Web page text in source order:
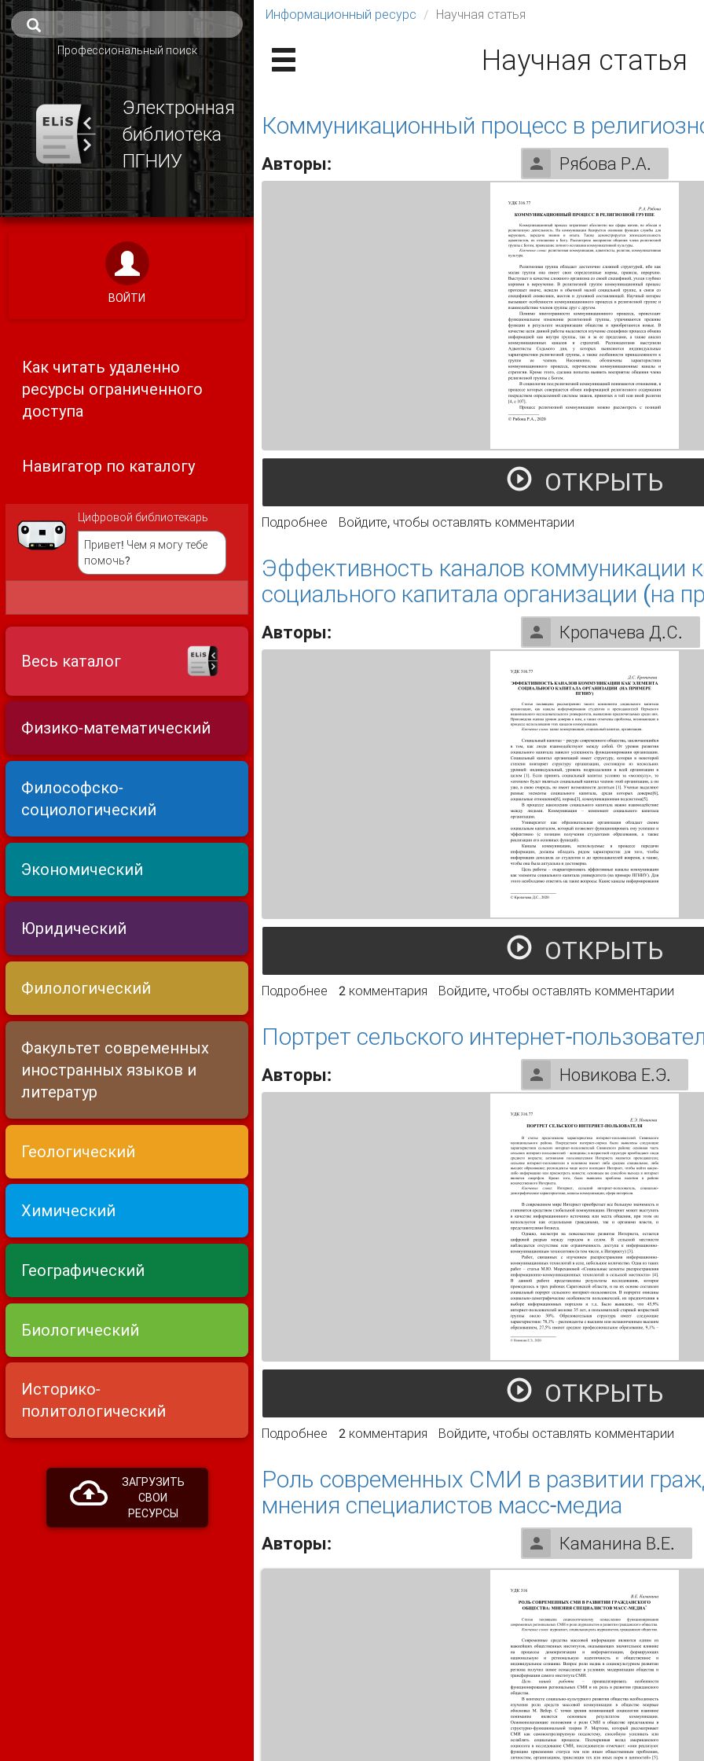
Профессиональный поиск
Электронная
библиотека
ПГНИУ
ВОЙТИ
Как читать удаленно
ресурсы ограниченного
доступа
Навигатор по каталогу
Цифровой библиотекарь
Привет! Чем я могу тебе
помочь?
Весь каталог
Физико-математический
Философско-
социологический
Экономический
Юридический
Филологический
Факультет современных
иностранных языков и
литератур
Геологический
Химический
Географический
Биологический
Историко-
политологический
ЗАГРУЗИТЬ
СВОИ
РЕСУРСЫ
Информационный ресурс Научная статья
Научная статья
Коммуникационный процесс в
Авторы: Рябова Р.А.
ОТКРЫТЬ
Подробнее о Коммуникационный процесс в религиозной группе
Войдите, чтобы оставлять комментарии
Эффективность каналов коммуникации
социального капитала организации (на
Авторы: Кропачева Д.С.
ОТКРЫТЬ
Подробнее о Эффективность каналов коммуникации как элемента
2 комментария Войдите, чтобы оставлять комментарии
Портрет сельского интернет-
Авторы: Новикова Е.Э.
ОТКРЫТЬ
Подробнее о Портрет сельского интернет-пользователя
2 комментария Войдите, чтобы оставлять комментарии
Роль современных СМИ в развитии
мнения специалистов масс-медиа
Авторы: Каманина В.Е.